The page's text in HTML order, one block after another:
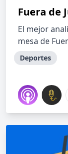
Fuera de
El mejor
mesa de
Deportes